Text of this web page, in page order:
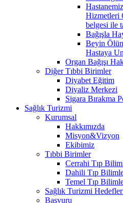
Hizmetleri
belgesi ile
Bağışla
Beyin
Hastaya
Organ Bağışı
Diğer Tıbbi Birimler
Diyabet Eğitim
Diyaliz Merkezi
Sigara Bırakma
Sağlık Turizmi
Kurumsal
Hakkımızda
Misyon&Vizyon
Ekibimiz
Tıbbi Birimler
Cerrahi Tıp
Dahili Tıp
Temel Tıp
Sağlık Turizmi
Başvuru